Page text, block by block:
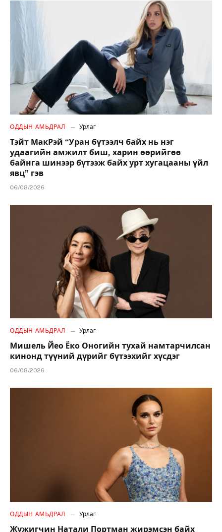
ОДДЫН АМЬДРАЛ Урлаг
Тэйт МакРэй “Уран бүтээлч байх нь нэг
удаагийн амжилт биш, харин өөрийгөө
байнга шинээр бүтээж байх урт хугацааны үйл
явц” гэв
06/08/2026
ОДДЫН АМЬДРАЛ Урлаг
Мишель Йео Ёко Оногийн тухай намтарчилсан
кинонд түүний дүрийг бүтээхийг хүсдэг
06/08/2026
ОДДЫН АМЬДРАЛ Урлаг
Жүжигчин Натали Портман жирэмсэн байх